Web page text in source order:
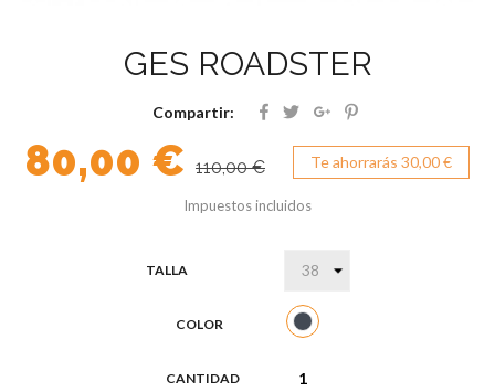
GES ROADSTER
Compartir:
80,00 € 110,00 € Te ahorrarás 30,00 €
Impuestos incluidos
TALLA
COLOR Negro
CANTIDAD